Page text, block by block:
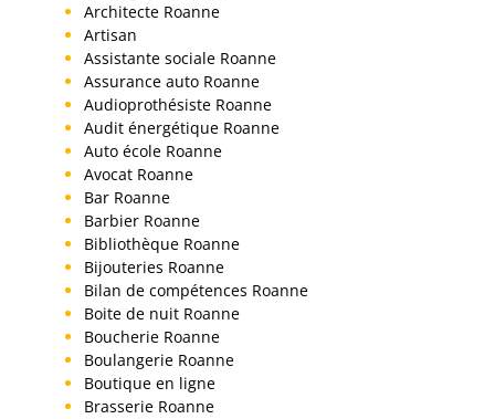
Architecte Roanne
Artisan
Assistante sociale Roanne
Assurance auto Roanne
Audioprothésiste Roanne
Audit énergétique Roanne
Auto école Roanne
Avocat Roanne
Bar Roanne
Barbier Roanne
Bibliothèque Roanne
Bijouteries Roanne
Bilan de compétences Roanne
Boite de nuit Roanne
Boucherie Roanne
Boulangerie Roanne
Boutique en ligne
Brasserie Roanne